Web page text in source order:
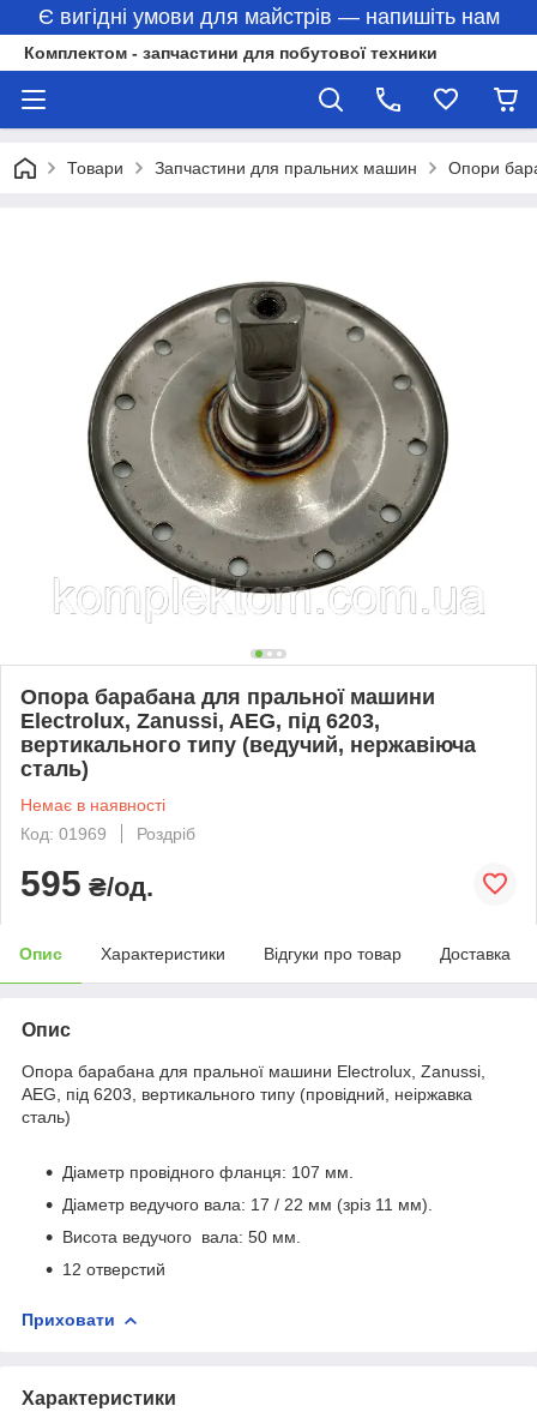
Є вигідні умови для майстрів — напишіть нам
Комплектом - запчастини для побутової техники
Товари Запчастини для пральних машин Опори
Опора барабана для пральної машини
Electrolux, Zanussi, AEG, під 6203,
вертикального типу (ведучий, нержавіюча
сталь)
Немає в наявності
Код: 01969
Роздріб
595 ₴/од.
Опис Характеристики Відгуки про товар Доставка
Опис
Опора барабана для пральної машини Electrolux, Zanussi,
AEG, під 6203, вертикального типу (провідний, неіржавка
сталь)
Діаметр провідного фланця: 107 мм.
Діаметр ведучого вала: 17 / 22 мм (зріз 11 мм).
Висота ведучого вала: 50 мм.
12 отверстий
Приховати
Характеристики